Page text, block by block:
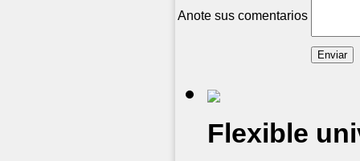
Anote sus comentarios
Flexible